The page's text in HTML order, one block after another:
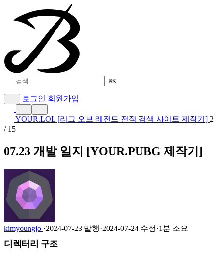
⌘K
로그인 회원가입
YOUR.LOL [리그 오브 레전드 전적 검색 사이트 제작기] 2
/ 15
07.23 개발 일지 [YOUR.PUBG 제작기]
kimyoungjo ·2024-07-23 발행·2024-07-24 수정·1분 소요
디렉터리 구조